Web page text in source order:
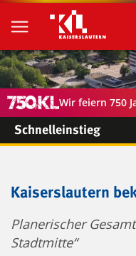
Wir feiern 750
Schnelleinstieg
Kaiserslautern
Planerischer
Stadtmitte“